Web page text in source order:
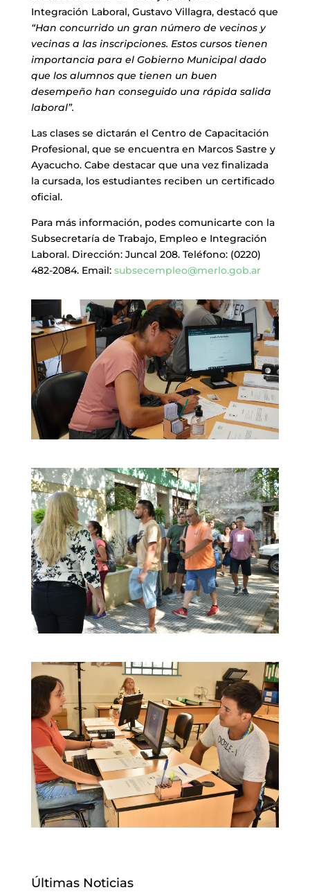
Integración Laboral, Gustavo Villagra, destacó que
“Han concurrido un gran número de vecinos y
vecinas a las inscripciones. Estos cursos tienen
importancia para el Gobierno Municipal dado
que los alumnos que tienen un buen
desempeño han conseguido una rápida salida
laboral”.
Las clases se dictarán el Centro de Capacitación
Profesional, que se encuentra en Marcos Sastre y
Ayacucho. Cabe destacar que una vez finalizada
la cursada, los estudiantes reciben un certificado
oficial.
Para más información, podes comunicarte con la
Subsecretaría de Trabajo, Empleo e Integración
Laboral. Dirección: Juncal 208. Teléfono: (0220)
482-2084. Email: subsecempleo@merlo.gob.ar
Últimas Noticias